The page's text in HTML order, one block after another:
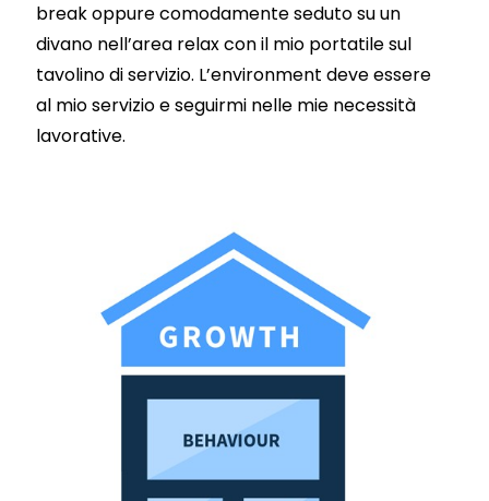
break oppure comodamente seduto su un
divano nell’area relax con il mio portatile sul
tavolino di servizio. L’environment deve essere
al mio servizio e seguirmi nelle mie necessità
lavorative.